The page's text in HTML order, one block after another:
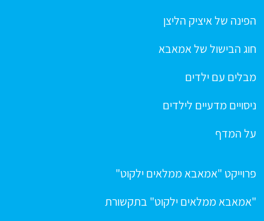
הפינה של איציק הליצן
חוג הבישול של אמאבא
מבלים עם ילדים
ניסויים מדעיים לילדים
על המדף
פרוייקט "אמאבא ממלאים ילקוט"
"אמאבא ממלאים ילקוט" בתקשורת